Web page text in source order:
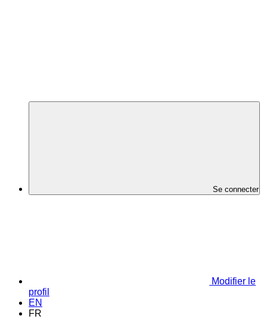
Se connecter
Modifier le
profil
EN
FR